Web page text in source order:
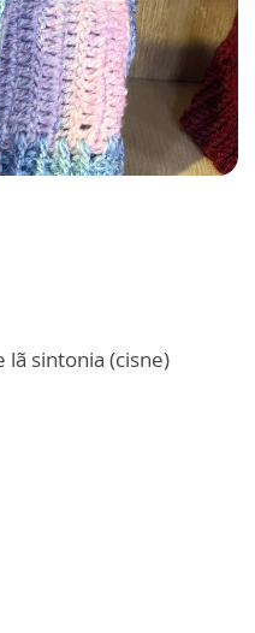
sintonia (cisne)